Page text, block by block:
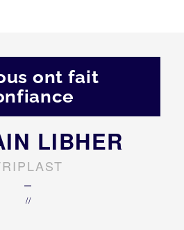
ont fait
LIBHER
–
//